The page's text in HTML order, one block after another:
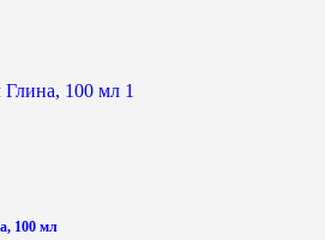
100 мл